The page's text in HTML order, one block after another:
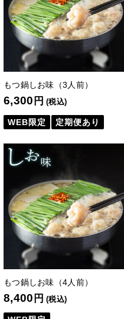
もつ鍋しお味（3人前）
6,300 円 (税込)
WEB限定 定期便あり
もつ鍋しお味（4人前）
8,400 円 (税込)